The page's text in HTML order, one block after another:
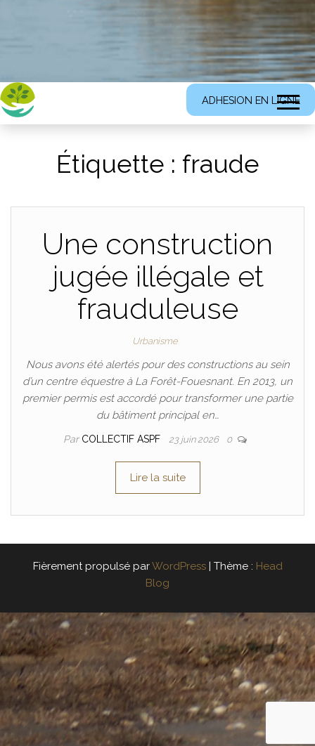
ADHESION EN LIGNE
Étiquette : fraude
Une construction
jugée illégale et
frauduleuse
Urbanisme
Nous avons été alertés pour des constructions au sein
d’un centre équestre à La Forêt-Fouesnant. En 2013, un
premier permis est accordé pour transformer une partie
du bâtiment principal en…
Par COLLECTIF ASPF 23 juin 2026 0
Lire la suite
Fièrement propulsé parWordPress | Thème : Head
Blog